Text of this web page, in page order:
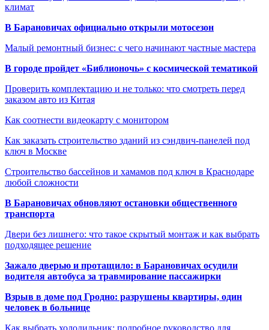
климат
В Барановичах официально открыли мотосезон
Малый ремонтный бизнес: с чего начинают частные мастера
В городе пройдет «Библионочь» с космической тематикой
Проверить комплектацию и не только: что смотреть перед
заказом авто из Китая
Как соотнести видеокарту с монитором
Как заказать строительство зданий из сэндвич-панелей под
ключ в Москве
Строительство бассейнов и хамамов под ключ в Краснодаре
любой сложности
В Барановичах обновляют остановки общественного
транспорта
Двери без лишнего: что такое скрытый монтаж и как выбрать
подходящее решение
Зажало дверью и протащило: в Барановичах осудили
водителя автобуса за травмирование пассажирки
Взрыв в доме под Гродно: разрушены квартиры, один
человек в больнице
Как выбрать холодильник: подробное руководство для